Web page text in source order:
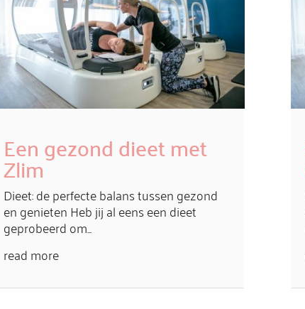
Een gezond dieet met
Zlim
Dieet: de perfecte balans tussen gezond
en genieten Heb jij al eens een dieet
geprobeerd om...
read more